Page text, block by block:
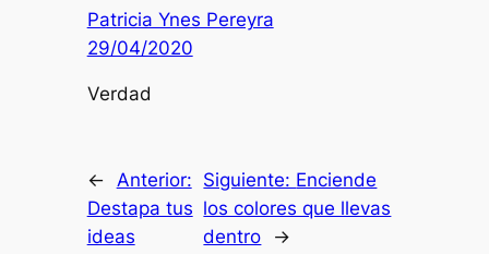
Patricia Ynes Pereyra
29/04/2020
Verdad
← Anterior:
Destapa tus
ideas
Siguiente: Enciende
los colores que llevas
dentro
→